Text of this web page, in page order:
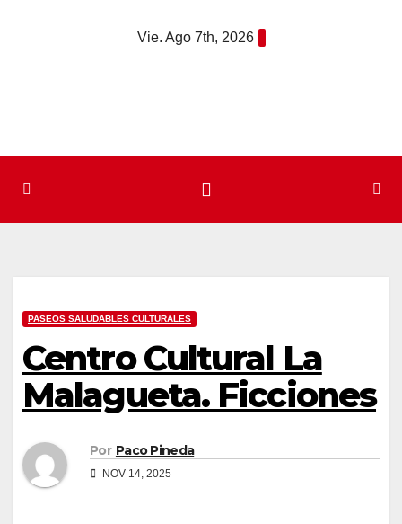
Vie. Ago 7th, 2026
PASEOS SALUDABLES CULTURALES
Centro Cultural La
Malagueta. Ficciones
Por Paco Pineda
NOV 14, 2025